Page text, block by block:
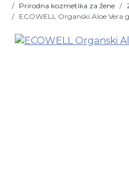
Prirodna kozmetika za žene
ECOWELL Organski Aloe Vera